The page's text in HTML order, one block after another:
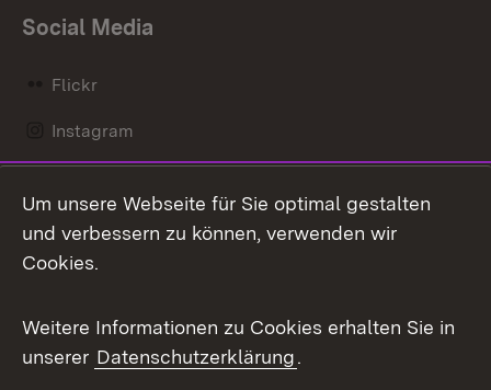
Social Media
Flickr
Instagram
Mastodon
Messenger
Social Wall
X / Twitter
Um unsere Webseite für Sie optimal gestalten
und verbessern zu können, verwenden wir
Cookies.
Weitere Informationen zu Cookies erhalten Sie in
unserer Datenschutzerklärung.